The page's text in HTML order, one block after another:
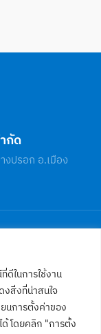
ดีในการใช้งาน
งสิ่งที่น่าสนใจ
นการตั้งค่าของ
โดยคลิก "การตั้ง
กัด
ปรอก อ.เมือง